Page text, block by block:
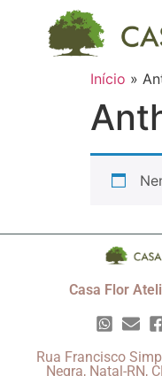
Início »
Casa Flor
Rua Francisco
Negra, Natal-RN,